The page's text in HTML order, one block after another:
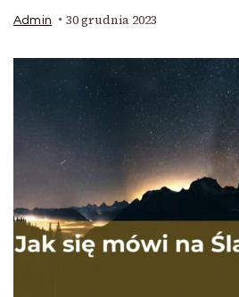
Admin 30 grudnia 2023